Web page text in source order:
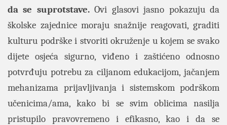
da se suprotstave.Ovi glasovi jasno pokazuju da
školske zajednice moraju snažnije reagovati, graditi
kulturu podrške i stvoriti okruženje u kojem se svako
dijete osjeća sigurno, viđeno i zaštićeno odnosno
potvrđuju potrebu za ciljanom edukacijom, jačanjem
mehanizama prijavljivanja i sistemskom podrškom
učenicima/ama, kako bi se svim oblicima nasilja
pristupilo pravovremeno i efikasno, kao i da se